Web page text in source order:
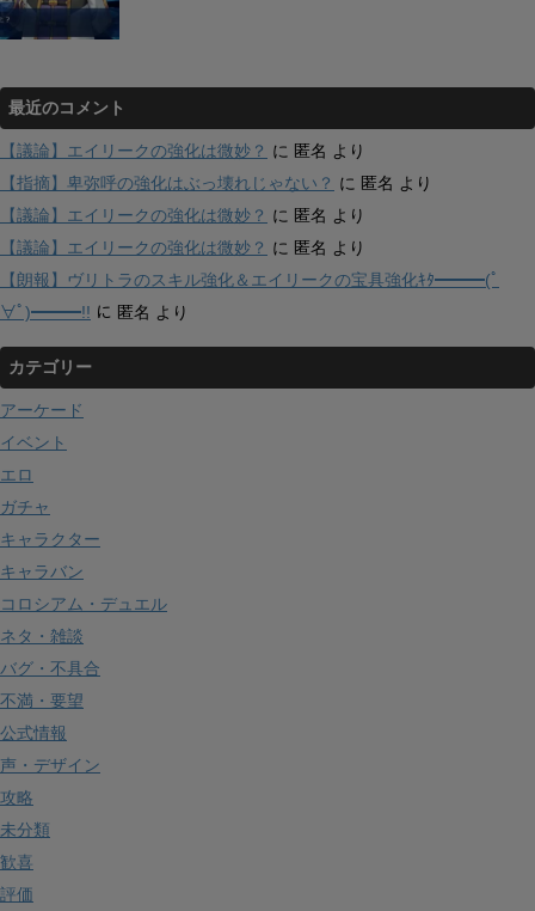
最近のコメント
【議論】エイリークの強化は微妙？ に 匿名 より
【指摘】卑弥呼の強化はぶっ壊れじゃない？ に 匿名 より
【議論】エイリークの強化は微妙？ に 匿名 より
【議論】エイリークの強化は微妙？ に 匿名 より
【朗報】ヴリトラのスキル強化＆エイリークの宝具強化ｷﾀ━━━(ﾟ
∀ﾟ)━━━!! に 匿名 より
カテゴリー
アーケード
イベント
エロ
ガチャ
キャラクター
キャラバン
コロシアム・デュエル
ネタ・雑談
バグ・不具合
不満・要望
公式情報
声・デザイン
攻略
未分類
歓喜
評価